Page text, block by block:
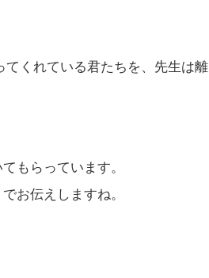
くれている君たちを、先生は離
もらっています。
お伝えしますね。